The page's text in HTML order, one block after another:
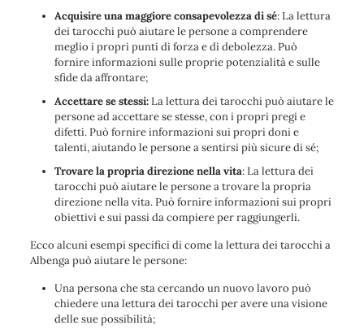
Acquisire una maggiore consapevolezza di sé: La lettura
dei tarocchi può aiutare le persone a comprendere
meglio i propri punti di forza e di debolezza. Può
fornire informazioni sulle proprie potenzialità e sulle
sfide da affrontare;
Accettare se stessi:La lettura dei tarocchi può aiutare le
persone ad accettare se stesse, con i propri pregi e
difetti. Può fornire informazioni sui propri doni e
talenti, aiutando le persone a sentirsi più sicure di sé;
Trovare la propria direzione nella vita: La lettura dei
tarocchi può aiutare le persone a trovare la propria
direzione nella vita. Può fornire informazioni sui propri
obiettivi e sui passi da compiere per raggiungerli.
Ecco alcuni esempi specifici di come la lettura dei tarocchi a
Albenga può aiutare le persone:
Una persona che sta cercando un nuovo lavoro può
chiedere una lettura dei tarocchi per avere una visione
delle sue possibilità;